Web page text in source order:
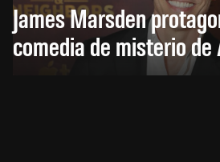
James Marsden
comedia de misterio de